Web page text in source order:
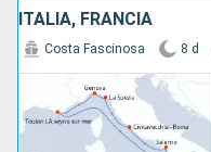
ITALIA, FRANCIA
Costa Fascinosa 8 d